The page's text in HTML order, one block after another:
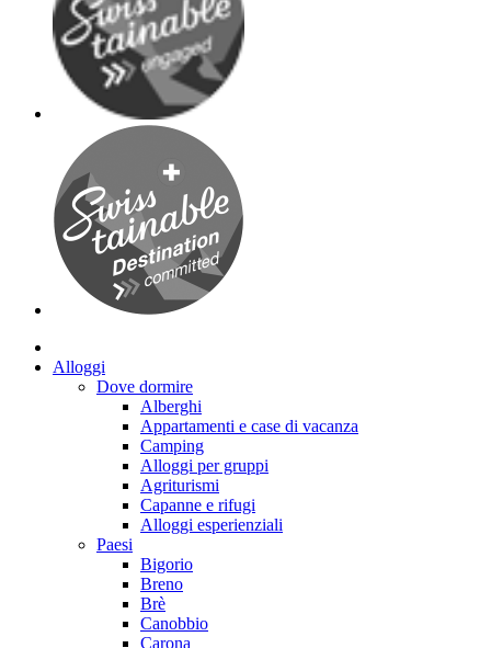
Alloggi
Dove dormire
Alberghi
Appartamenti e case di vacanza
Camping
Alloggi per gruppi
Agriturismi
Capanne e rifugi
Alloggi esperienziali
Paesi
Bigorio
Breno
Brè
Canobbio
Carona